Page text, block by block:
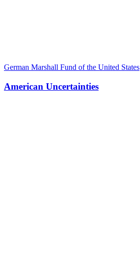
German Marshall Fund of the United States
American Uncertainties